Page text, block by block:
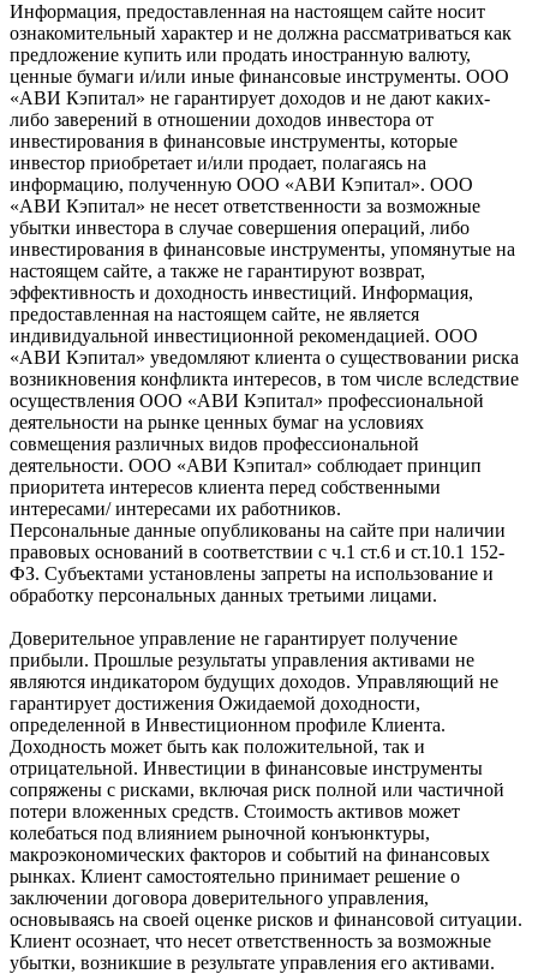
Информация, предоставленная на настоящем сайте носит
ознакомительный характер и не должна рассматриваться как
предложение купить или продать иностранную валюту,
ценные бумаги и/или иные финансовые инструменты. ООО
«АВИ Кэпитал» не гарантирует доходов и не дают каких-
либо заверений в отношении доходов инвестора от
инвестирования в финансовые инструменты, которые
инвестор приобретает и/или продает, полагаясь на
информацию, полученную ООО «АВИ Кэпитал». ООО
«АВИ Кэпитал» не несет ответственности за возможные
убытки инвестора в случае совершения операций, либо
инвестирования в финансовые инструменты, упомянутые на
настоящем сайте, а также не гарантируют возврат,
эффективность и доходность инвестиций. Информация,
предоставленная на настоящем сайте, не является
индивидуальной инвестиционной рекомендацией. ООО
«АВИ Кэпитал» уведомляют клиента о существовании риска
возникновения конфликта интересов, в том числе вследствие
осуществления ООО «АВИ Кэпитал» профессиональной
деятельности на рынке ценных бумаг на условиях
совмещения различных видов профессиональной
деятельности. ООО «АВИ Кэпитал» соблюдает принцип
приоритета интересов клиента перед собственными
интересами/ интересами их работников.
Персональные данные опубликованы на сайте при наличии
правовых оснований в соответствии с ч.1 ст.6 и ст.10.1 152-
ФЗ. Субъектами установлены запреты на использование и
обработку персональных данных третьими лицами.
Доверительное управление не гарантирует получение
прибыли. Прошлые результаты управления активами не
являются индикатором будущих доходов. Управляющий не
гарантирует достижения Ожидаемой доходности,
определенной в Инвестиционном профиле Клиента.
Доходность может быть как положительной, так и
отрицательной. Инвестиции в финансовые инструменты
сопряжены с рисками, включая риск полной или частичной
потери вложенных средств. Стоимость активов может
колебаться под влиянием рыночной конъюнктуры,
макроэкономических факторов и событий на финансовых
рынках. Клиент самостоятельно принимает решение о
заключении договора доверительного управления,
основываясь на своей оценке рисков и финансовой ситуации.
Клиент осознает, что несет ответственность за возможные
убытки, возникшие в результате управления его активами.